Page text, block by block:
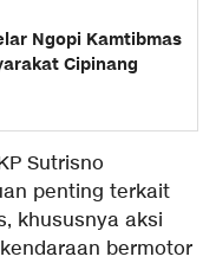
Ngopi Kamtibmas
Cipinang
Sutrisno
penting terkait
khususnya aksi
bermotor